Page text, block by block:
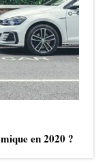
en 2020 ?